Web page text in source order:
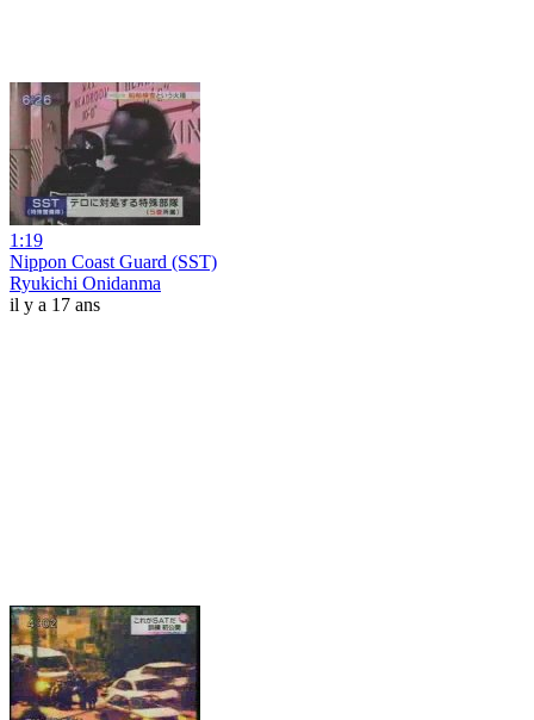
1:19
Nippon Coast Guard (SST)
Ryukichi Onidanma
il y a 17 ans